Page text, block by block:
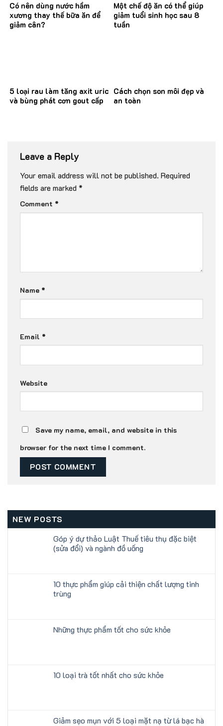
Có nên dùng nước hầm
xương thay thế bữa ăn để
giảm cân?
Một chế độ ăn có thể giúp
giảm tuổi sinh học sau 8
tuần
5 loại rau làm tăng axit uric
và bùng phát cơn gout cấp
Cách chọn son môi đẹp và
an toàn
Leave a Reply
Your email address will not be published. Required
fields are marked *
Comment *
Name *
Email *
Website
Save my name, email, and website in this
browser for the next time I comment.
NEW POSTS
Góp ý dự thảo Luật Thuế tiêu thụ đặc biệt
(sửa đổi) và ngành đồ uống
10 thực phẩm giúp cải thiện chất lượng tinh
trùng
Những thực phẩm tốt cho sức khỏe
10 loại trà tốt nhất cho sức khỏe
Giảm sẹo mụn với 5 loại mặt nạ từ lá bạc hà